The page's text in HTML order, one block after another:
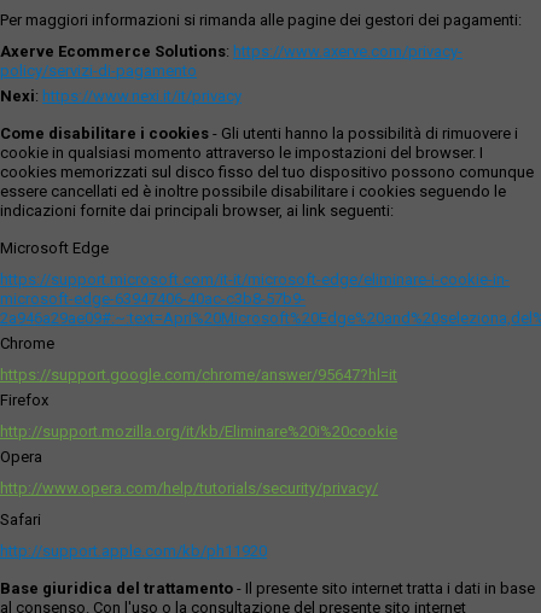
Per maggiori informazioni si rimanda alle pagine dei gestori dei pagamenti:
Axerve Ecommerce Solutions: https://www.axerve.com/privacy-
policy/servizi-di-pagamento
Nexi: https://www.nexi.it/it/privacy
Come disabilitare i cookies - Gli utenti hanno la possibilità di rimuovere i
cookie in qualsiasi momento attraverso le impostazioni del browser. I
cookies memorizzati sul disco fisso del tuo dispositivo possono comunque
essere cancellati ed è inoltre possibile disabilitare i cookies seguendo le
indicazioni fornite dai principali browser, ai link seguenti:
Microsoft Edge
https://support.microsoft.com/it-it/microsoft-edge/eliminare-i-cookie-in-
microsoft-edge-63947406-40ac-c3b8-57b9-
Chrome
https://support.google.com/chrome/answer/95647?hl=it
Firefox
http://support.mozilla.org/it/kb/Eliminare%20i%20cookie
Opera
http://www.opera.com/help/tutorials/security/privacy/
Safari
http://support.apple.com/kb/ph11920
Base giuridica del trattamento - Il presente sito internet tratta i dati in base
al consenso. Con l'uso o la consultazione del presente sito internet